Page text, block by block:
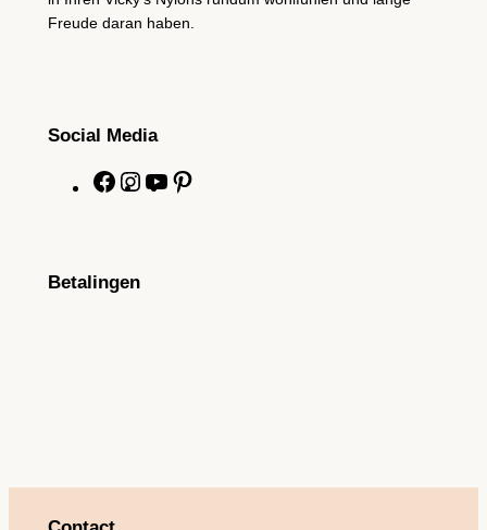
Freude daran haben.
Social Media
F
b
I
Y
Betalingen